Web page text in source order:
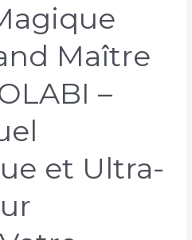
Maître
–
et Ultra-